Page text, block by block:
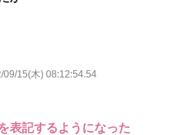
09/15(木) 08:12:54.54
表記するようになった